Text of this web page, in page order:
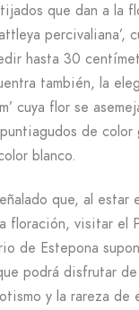
que dan a la
percivaliana’,
hasta 30
también, la
cuya flor se
de color
blanco.
que, al estar
floración, visitar el
de Estepona
podrá disfrutar de
y la rareza de